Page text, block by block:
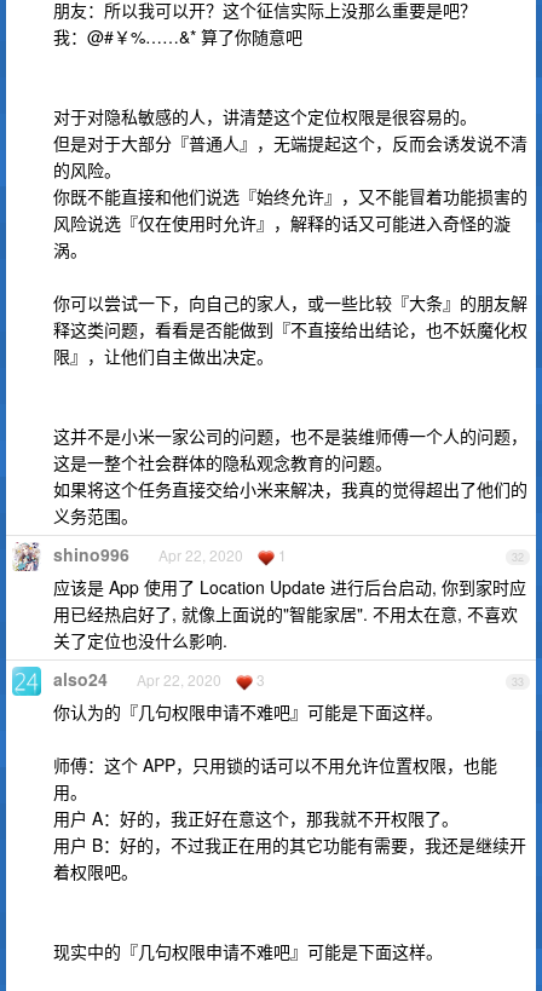
朋友：所以我可以开？这个征信实际上没那么重要是吧？
我：@#￥%……&* 算了你随意吧
对于对隐私敏感的人，讲清楚这个定位权限是很容易的。
但是对于大部分『普通人』，无端提起这个，反而会诱发说不清
的风险。
你既不能直接和他们说选『始终允许』，又不能冒着功能损害的
风险说选『仅在使用时允许』，解释的话又可能进入奇怪的漩
涡。
你可以尝试一下，向自己的家人，或一些比较『大条』的朋友解
释这类问题，看看是否能做到『不直接给出结论，也不妖魔化权
限』，让他们自主做出决定。
这并不是小米一家公司的问题，也不是装维师傅一个人的问题，
这是一整个社会群体的隐私观念教育的问题。
如果将这个任务直接交给小米来解决，我真的觉得超出了他们的
义务范围。
32
shino996 Apr 22, 2020 1
应该是 App 使用了 Location Update 进行后台启动, 你到家时应
用已经热启好了, 就像上面说的"智能家居". 不用太在意, 不喜欢
关了定位也没什么影响.
33
also24 Apr 22, 2020 3
你认为的『几句权限申请不难吧』可能是下面这样。
师傅：这个 APP，只用锁的话可以不用允许位置权限，也能
用。
用户 A：好的，我正好在意这个，那我就不开权限了。
用户 B：好的，不过我正在用的其它功能有需要，我还是继续开
着权限吧。
现实中的『几句权限申请不难吧』可能是下面这样。